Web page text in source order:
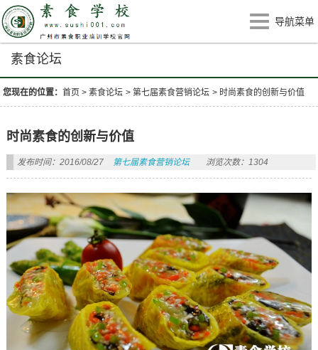
导航菜单
素食论坛
您现在的位置：首页 >素食论坛 >第七届素食营销论坛 > 时尚素食的创新与价值
时尚素食的创新与价值
发布时间：2016/08/27 第七届素食营销论坛 浏览次数：1304